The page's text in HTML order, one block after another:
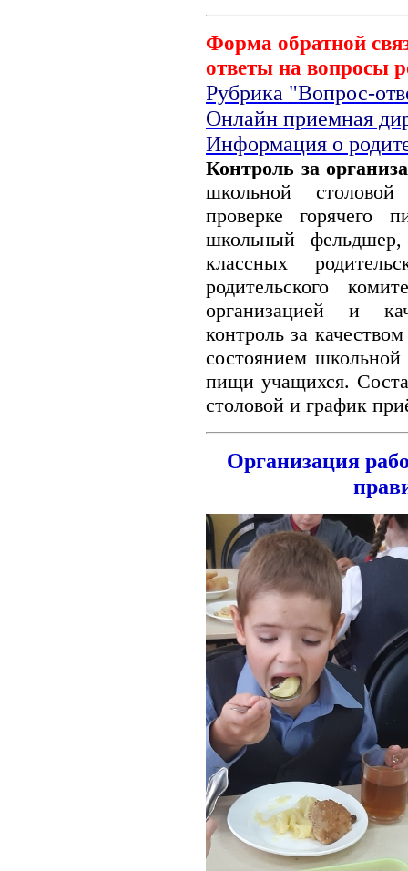
Форма обратной
ответы на вопросы
Рубрика "Вопрос-
Онлайн приемная
Информация о
Контроль за
школьной
проверке горячего
школьный фельдшер,
классных
родительского
организацией и
контроль за
состоянием школьной
пищи учащихся.
столовой и график
Организация